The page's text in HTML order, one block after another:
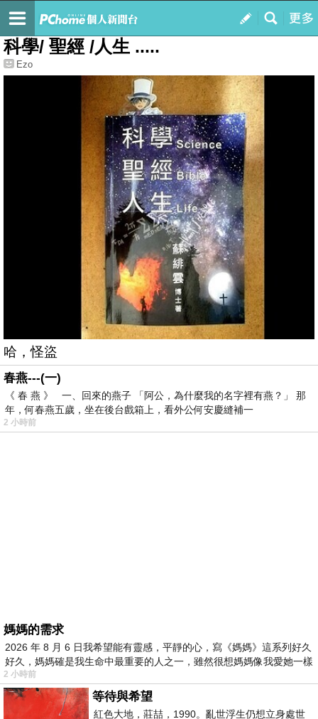
我的
最新文章
科學/ 聖經 /人生 .....
Ezo
哈，怪盜
春燕---(一)
《 春 燕 》 一、回來的燕子 「阿公，為什麼我的名字裡有燕？」 那
年，何春燕五歲，坐在後台戲箱上，看外公何安慶縫補一
2 小時前
媽媽的需求
2026 年 8 月 6 日我希望能有靈感，平靜的心，寫《媽媽》這系列好久
好久，媽媽確是我生命中最重要的人之一，雖然很想媽媽像我愛她一樣
2 小時前
等待與希望
紅色大地，莊喆，1990。亂世浮生仍想立身處世